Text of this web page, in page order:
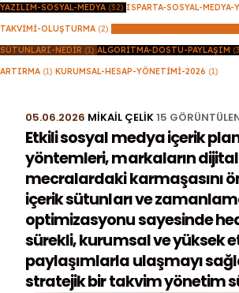
YAZILIM-SOSYAL-MEDYA (32) ISPARTA-SOSYAL-
TAKVIMI-OLUŞTURMA (2)
SÜTUNLARI-NEDIR (1) ALGORITMA-DOSTU-PAYLAŞIM
ARTIRMA (1) KURUMSAL-HESAP-YÖNETIMI-2026 (1)
05.06.2026 MIKAIL ÇELIK15
Etkili sosyal medya içerik
yöntemleri, markaların dijital
mecralardaki karmaşasını
içerik sütunları ve
optimizasyonu sayesinde
sürekli, kurumsal ve yüksek
paylaşımlarla ulaşmayı
stratejik bir takvim yönetim